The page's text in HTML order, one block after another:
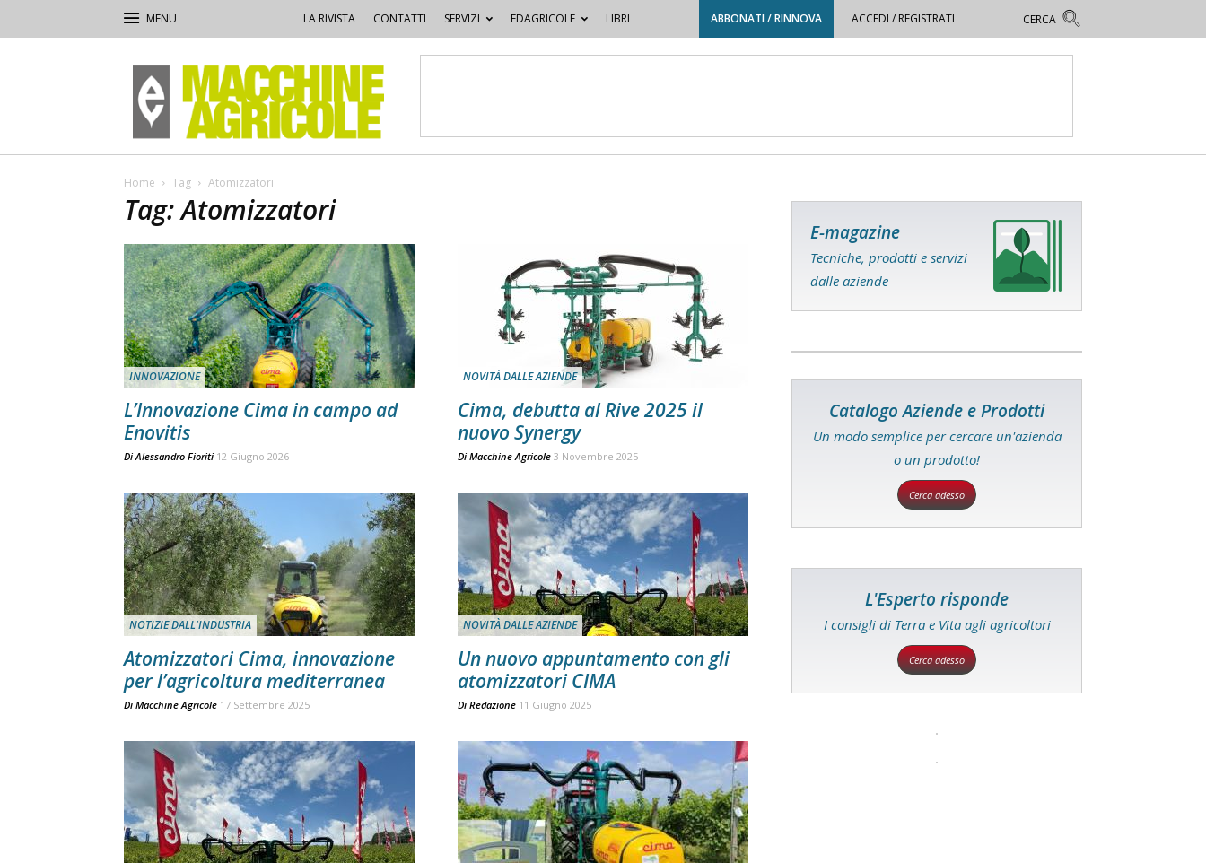
LA RIVISTA CONTATTI SERVIZI EDAGRICOLE LIBRI ABBONATI / RINNOVA ACCEDI / REGISTRATI
Macchine
Agricole
Home Tag Atomizzatori
Tag: Atomizzatori
INNOVAZIONE
L’Innovazione Cima in campo ad
Enovitis
DiAlessandro Fioriti 12 Giugno 2026
NOVITÀ DALLE AZIENDE
Cima, debutta al Rive 2025 il
nuovo Synergy
Di Macchine Agricole 3 Novembre 2025
NOTIZIE DALL'INDUSTRIA
Atomizzatori Cima, innovazione
per l’agricoltura mediterranea
Di Macchine Agricole 17 Settembre 2025
NOVITÀ DALLE AZIENDE
Un nuovo appuntamento con gli
atomizzatori CIMA
Di Redazione 11 Giugno 2025
E-magazine
Tecniche, prodotti e servizi
dalle aziende
Catalogo Aziende e Prodotti
Un modo semplice per cercare un'azienda
o un prodotto!
Cerca adesso
L'Esperto risponde
I consigli di Terra e Vita agli agricoltori
Cerca adesso